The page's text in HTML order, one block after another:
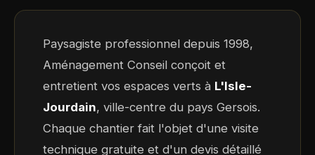
Paysagiste professionnel depuis 1998,
Aménagement Conseil conçoit et
entretient vos espaces verts à L'Isle-
Jourdain, ville-centre du pays Gersois.
Chaque chantier fait l'objet d'une visite
technique gratuite et d'un devis détaillé